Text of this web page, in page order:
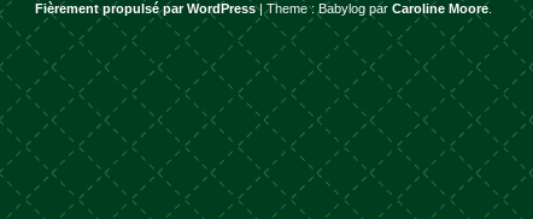
Fièrement propulsé par WordPress |Theme : Babylog par Caroline Moore.